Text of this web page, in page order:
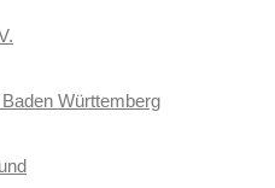
Württemberg